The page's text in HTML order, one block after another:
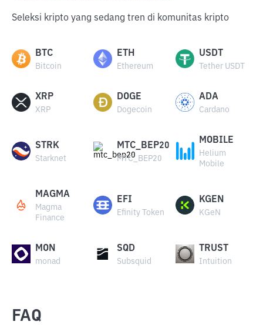
Seleksi kripto yang sedang tren di komunitas kripto
BTC
Bitcoin
ETH
Ethereum
USDT
Tether USDT
XRP
XRP
DOGE
Dogecoin
ADA
Cardano
STRK
Starknet
MTC_BEP20
MTC_BEP20
MOBILE
Helium
Mobile
MAGMA
Magma
Finance
EFI
Efinity Token
KGEN
KGeN
MON
monad
SQD
Subsquid
TRUST
Intuition
FAQ